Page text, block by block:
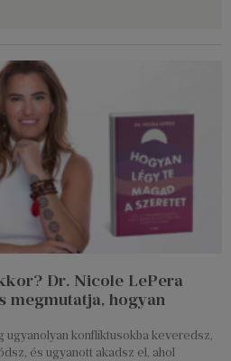
Dr. Nicole LePera
megmutatja, hogyan
ugyanolyan konfliktusokba keveredsz,
és ugyanott akadsz el, ahol